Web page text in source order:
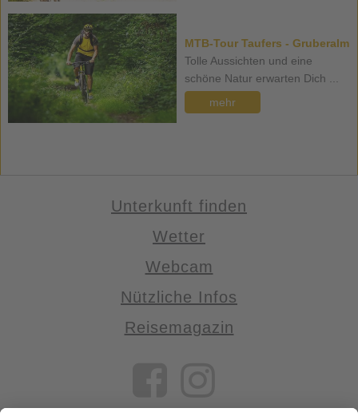
MTB-Tour Taufers - Gruberalm
Tolle Aussichten und eine
schöne Natur erwarten Dich ...
mehr
Unterkunft finden
Wetter
Webcam
Nützliche Infos
Reisemagazin